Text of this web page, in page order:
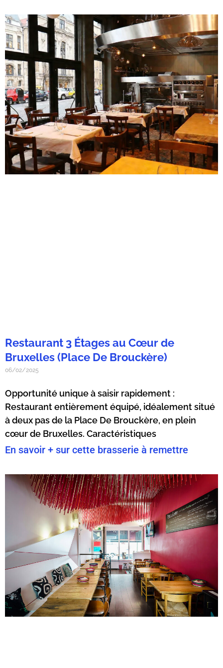
Restaurant 3 Étages au Cœur de
Bruxelles (Place De Brouckère)
06/02/2025
Opportunité unique à saisir rapidement :
Restaurant entièrement équipé, idéalement situé
à deux pas de la Place De Brouckère, en plein
cœur de Bruxelles. Caractéristiques
En savoir + sur cette brasserie à remettre